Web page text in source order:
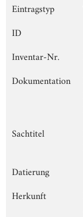
Eintragstyp
ID
Inventar-Nr.
Dokumentation
Sachtitel
Datierung
Herkunft